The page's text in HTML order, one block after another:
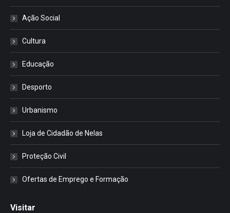
Ação Social
Cultura
Educação
Desporto
Urbanismo
Loja de Cidadão de Nelas
Proteção Civil
Ofertas de Emprego e Formação
Visitar